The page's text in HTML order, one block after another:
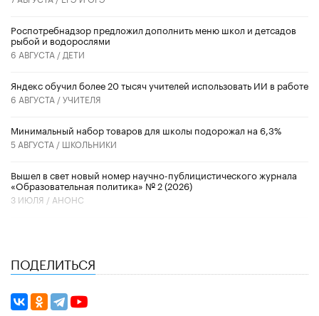
Роспотребнадзор предложил дополнить меню школ и детсадов
рыбой и водорослями
6 АВГУСТА / ДЕТИ
​Яндекс обучил более 20 тысяч учителей использовать ИИ в работе
6 АВГУСТА /УЧИТЕЛЯ
Минимальный набор товаров для школы подорожал на 6,3%
5 АВГУСТА / ШКОЛЬНИКИ
Вышел в свет новый номер научно-публицистического журнала
«Образовательная политика» № 2 (2026)
3 ИЮЛЯ / АНОНС
ПОДЕЛИТЬСЯ